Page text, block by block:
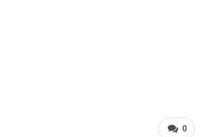
0